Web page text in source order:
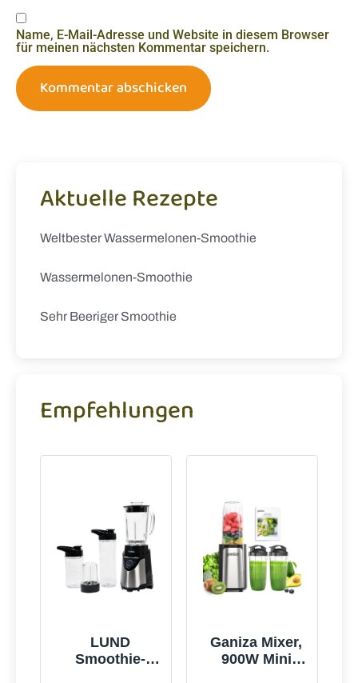
Name, E-Mail-Adresse und Website in diesem Browser
für meinen nächsten Kommentar speichern.
Aktuelle Rezepte
Weltbester Wassermelonen-Smoothie
Wassermelonen-Smoothie
Sehr Beeriger Smoothie
Empfehlungen
LUND
Smoothie-
Ganiza Mixer,
900W Mini